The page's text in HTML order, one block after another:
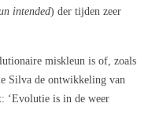
intended) der tijden zeer
miskleun is of, zoals
Silva de ontwikkeling van
‘Evolutie is in de weer